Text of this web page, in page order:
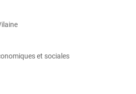
et sociales